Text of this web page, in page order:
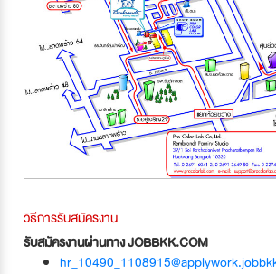
วิธีการรับสมัครงาน
รับสมัครงานผ่านทาง JOBBKK.COM